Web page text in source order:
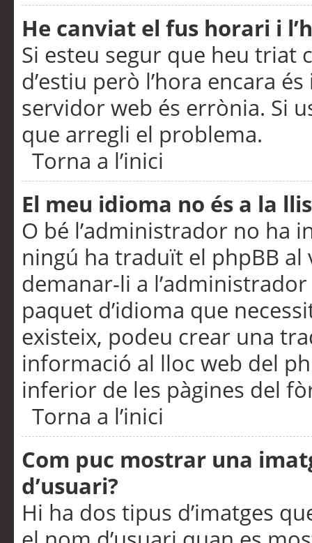
He canviat el fus horari i
Si esteu segur que heu triat
d’estiu però l’hora encara
servidor web és errònia. Si
que arregli el problema.
Torna a l’inici
El meu idioma no és a la
O bé l’administrador no ha
ningú ha traduït el phpBB
demanar-li a
paquet d’idioma que
existeix, podeu crear una
informació al lloc web del
inferior de les pàgines del
Torna a l’inici
Com puc mostrar una
d’usuari?
Hi ha dos tipus d’imatges